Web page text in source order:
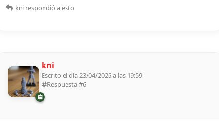
kni respondió a esto
kni
Escrito el día 23/04/2026 a las 19:59
Respuesta #6